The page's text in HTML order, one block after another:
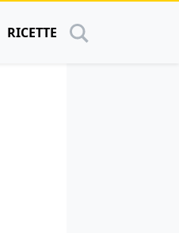
RICETTE